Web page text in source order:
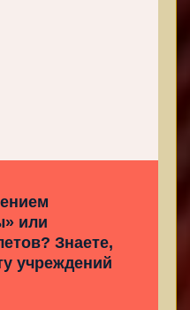
или
Знаете,
учреждений